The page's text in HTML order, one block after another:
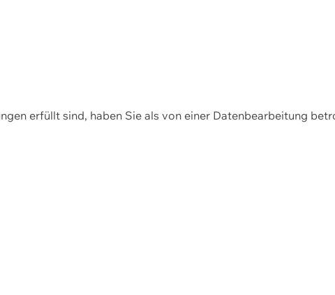
erfüllt sind, haben Sie als von einer Datenbearbeitung